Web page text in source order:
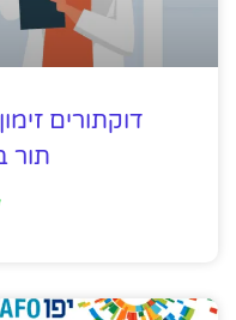
דוקתורים
תור